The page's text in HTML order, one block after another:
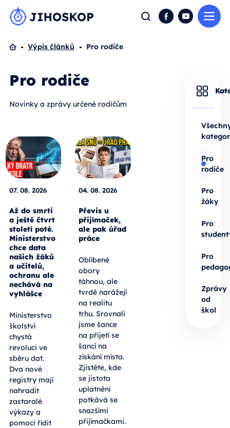
Hledat FacebookYouTube
Domů
Výpis článků Pro rodiče
Pro rodiče
Novinky a zprávy určené rodičům
07. 08. 2026
Až do smrti
a ještě čtvrt
století poté.
Ministerstvo
chce data
našich žáků
a učitelů,
ochranu ale
nechává na
vyhlášce
Ministerstvo
školství
chystá
revoluci ve
sběru dat.
Dva nové
registry mají
nahradit
zastaralé
výkazy a
pomoci řídit
04. 08. 2026
Převis u
přijímaček,
ale pak úřad
práce
Oblíbené
obory
táhnou, ale
tvrdě narážejí
na realitu
trhu. Srovnali
jsme šance
na přijetí se
šancí na
získání místa.
Zjistěte, kde
se jistota
uplatnění
potkává se
snazšími
přijímačkami.
Pro
rodiče
Pro
žáky
Pro
Pro
Zprávy
od
škol